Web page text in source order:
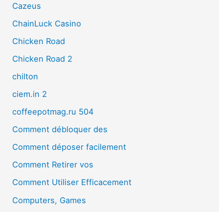
Cazeus
ChainLuck Casino
Chicken Road
Chicken Road 2
chilton
ciem.in 2
coffeepotmag.ru 504
Comment débloquer des
Comment déposer facilement
Comment Retirer vos
Comment Utiliser Efficacement
Computers, Games